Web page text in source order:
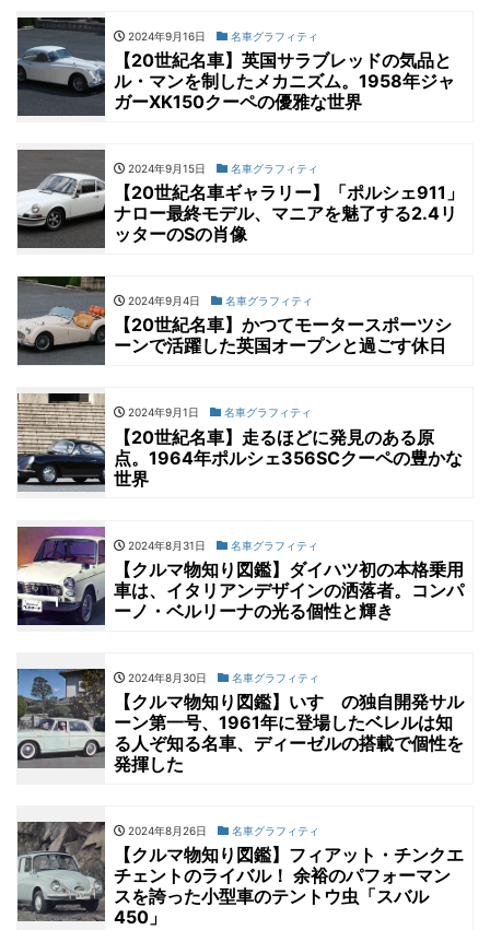
2024年9月16日 名車グラフィティ
【20世紀名車】英国サラブレッドの気品と
ル・マンを制したメカニズム。1958年ジャ
ガーXK150クーペの優雅な世界
2024年9月15日 名車グラフィティ
【20世紀名車ギャラリー】「ポルシェ911」
ナロー最終モデル、マニアを魅了する2.4リ
ッターのSの肖像
2024年9月4日 名車グラフィティ
【20世紀名車】かつてモータースポーツシ
ーンで活躍した英国オープンと過ごす休日
2024年9月1日 名車グラフィティ
【20世紀名車】走るほどに発見のある原
点。1964年ポルシェ356SCクーペの豊かな
世界
2024年8月31日 名車グラフィティ
【クルマ物知り図鑑】ダイハツ初の本格乗用
車は、イタリアンデザインの洒落者。コンパ
ーノ・ベルリーナの光る個性と輝き
2024年8月30日 名車グラフィティ
【クルマ物知り図鑑】いすゞの独自開発サル
ーン第一号、1961年に登場したベレルは知
る人ぞ知る名車、ディーゼルの搭載で個性を
発揮した
2024年8月26日 名車グラフィティ
【クルマ物知り図鑑】フィアット・チンクエ
チェントのライバル！ 余裕のパフォーマン
スを誇った小型車のテントウ虫「スバル
450」